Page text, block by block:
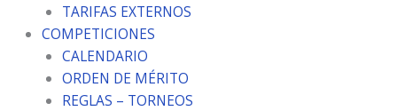
TARIFAS EXTERNOS
COMPETICIONES
CALENDARIO
ORDEN DE MÉRITO
REGLAS – TORNEOS